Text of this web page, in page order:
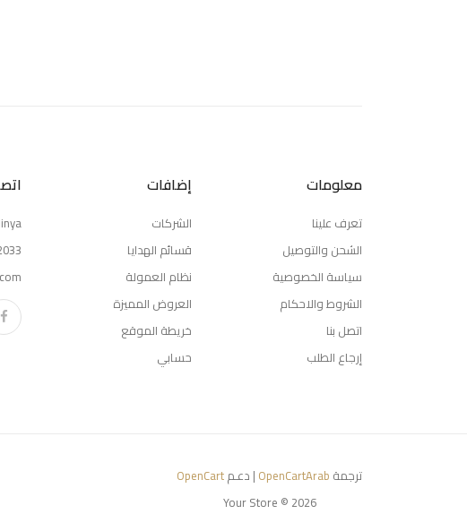
معلومات
تعرف علينا
الشحن والتوصيل
سياسة الخصوصية
الشروط والاحكام
اتصل بنا
إرجاع الطلب
إضافات
الشركات
قسائم الهدايا
نظام العمولة
العروض المميزة
خريطة الموقع
حسابي
ترجمة OpenCartArab | دعـمOpenCart
Your Store © 2026